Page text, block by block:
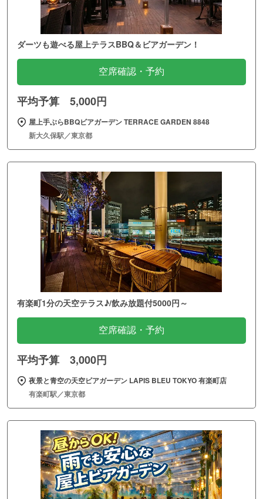
ダーツも遊べる屋上テラスBBQ＆ビアガーデン！
空席確認・予約
平均予算 5,000円
屋上手ぶらBBQビアガーデン TERRACE GARDEN 8848
新大久保駅／東京都
有楽町1分の天空テラス♪/飲み放題付5000円～
空席確認・予約
平均予算 3,000円
夜景と青空の天空ビアガーデン LAPIS BLEU TOKYO 有楽町店
有楽町駅／東京都